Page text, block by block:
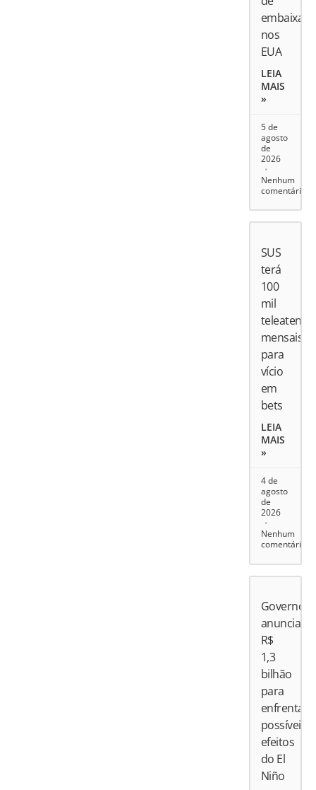
nos
EUA
LEIA
MAIS
»
5 de
agosto
de
2026
Nenhum
comentário
SUS
terá
100
mil
mensais
para
vício
em
bets
LEIA
MAIS
»
4 de
agosto
de
2026
Nenhum
comentário
Governo
anuncia
R$
1,3
bilhão
para
enfrentar
possíveis
efeitos
do El
Niño